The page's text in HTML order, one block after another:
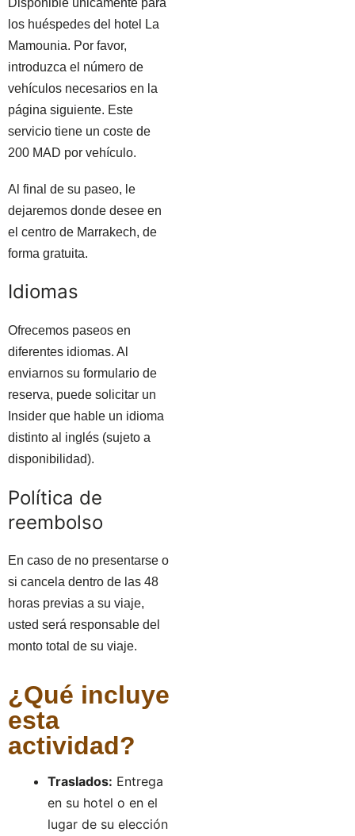
Disponible únicamente para
los huéspedes del hotel La
Mamounia. Por favor,
introduzca el número de
vehículos necesarios en la
página siguiente. Este
servicio tiene un coste de
200 MAD por vehículo.
Al final de su paseo, le
dejaremos donde desee en
el centro de Marrakech, de
forma gratuita.
Idiomas
Ofrecemos paseos en
diferentes idiomas. Al
enviarnos su formulario de
reserva, puede solicitar un
Insider que hable un idioma
distinto al inglés (sujeto a
disponibilidad).
Política de
reembolso
En caso de no presentarse o
si cancela dentro de las 48
horas previas a su viaje,
usted será responsable del
monto total de su viaje.
¿Qué incluye
esta
actividad?
Traslados: Entrega
en su hotel o en el
lugar de su elección